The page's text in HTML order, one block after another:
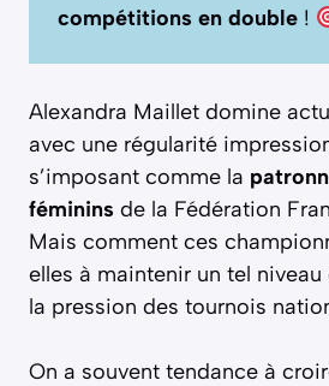
compétitions en double !
Alexandra Maillet domine
avec une régularité
s’imposant comme la
féminins de la Fédération
Mais comment ces
elles à maintenir un tel
la pression des tournois
On a souvent tendance à